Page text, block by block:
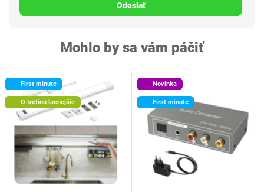
Odoslať
Mohlo by sa vám páčiť
First minute
O tretinu lacnejšie
Novinka
First minute